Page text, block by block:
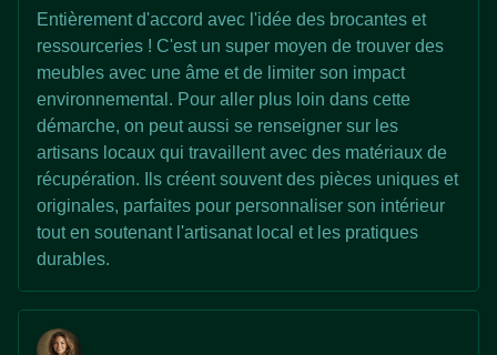
Entièrement d'accord avec l'idée des brocantes et
ressourceries ! C'est un super moyen de trouver des
meubles avec une âme et de limiter son impact
environnemental. Pour aller plus loin dans cette
démarche, on peut aussi se renseigner sur les
artisans locaux qui travaillent avec des matériaux de
récupération. Ils créent souvent des pièces uniques et
originales, parfaites pour personnaliser son intérieur
tout en soutenant l'artisanat local et les pratiques
durables.